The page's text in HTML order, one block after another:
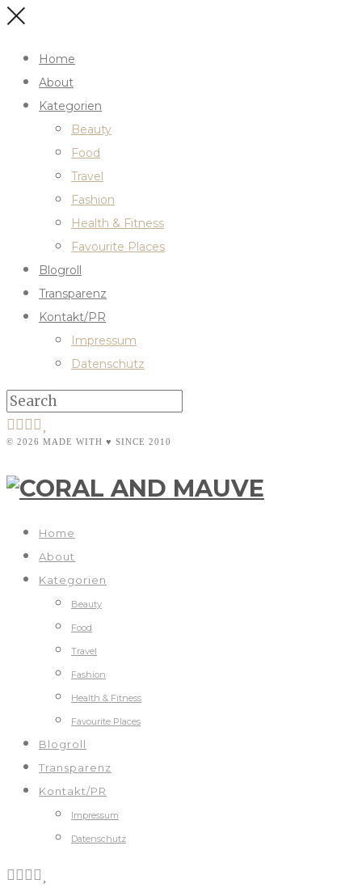
Home
About
Kategorien
Beauty
Food
Travel
Fashion
Health & Fitness
Favourite Places
Blogroll
Transparenz
Kontakt/PR
Impressum
Datenschutz
© 2026 MADE WITH ♥ SINCE 2010
Home
About
Kategorien
Beauty
Food
Travel
Fashion
Health & Fitness
Favourite Places
Blogroll
Transparenz
Kontakt/PR
Impressum
Datenschutz